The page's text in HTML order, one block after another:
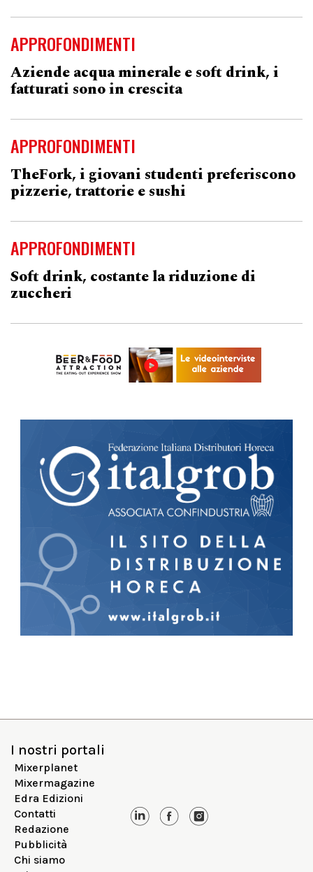
APPROFONDIMENTI
Aziende acqua minerale e soft drink, i
fatturati sono in crescita
APPROFONDIMENTI
TheFork, i giovani studenti preferiscono
pizzerie, trattorie e sushi
APPROFONDIMENTI
Soft drink, costante la riduzione di
zuccheri
I nostri portali
Mixerplanet
Mixermagazine
Edra Edizioni
Contatti
Redazione
Pubblicità
Chi siamo